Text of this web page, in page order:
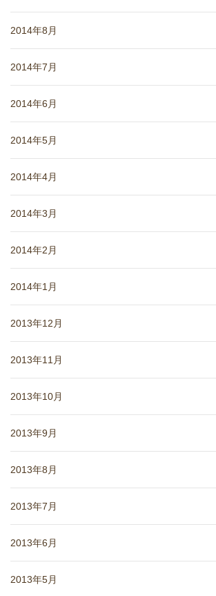
2014年8月
2014年7月
2014年6月
2014年5月
2014年4月
2014年3月
2014年2月
2014年1月
2013年12月
2013年11月
2013年10月
2013年9月
2013年8月
2013年7月
2013年6月
2013年5月